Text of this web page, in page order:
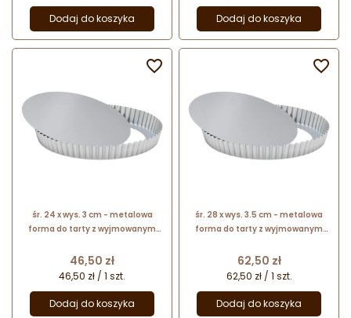
Dodaj do koszyka Dodaj do koszyka
śr. 24 x wys. 3 cm - metalowa
forma do tarty z wyjmowanym
Cena
46,50 zł
46,50 zł / 1 szt.
Dodaj do koszyka

śr. 28 x wys. 3.5 cm - metalowa
forma do tarty z wyjmowanym
Cena
62,50 zł
62,50 zł / 1 szt.
Dodaj do koszyka
